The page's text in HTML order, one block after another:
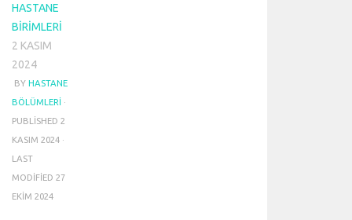
HASTANE
BIRIMLERI
2 KASIM
2024
BY HASTANE
BÖLÜMLERI ·
PUBLISHED 2
KASIM 2024 ·
LAST
MODIFIED 27
EKIM 2024